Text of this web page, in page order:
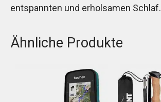
entspannten und erholsamen Schlaf.
Ähnliche Produkte